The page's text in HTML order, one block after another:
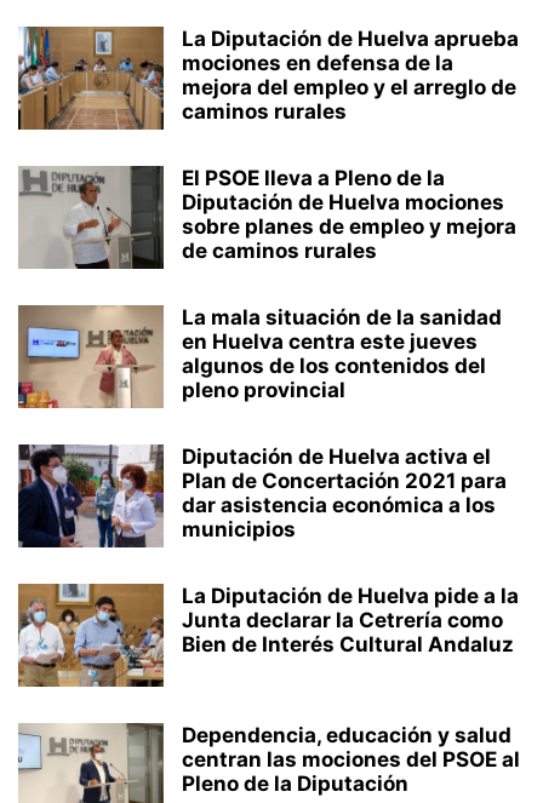
La Diputación de Huelva aprueba
mociones en defensa de la
mejora del empleo y el arreglo de
caminos rurales
El PSOE lleva a Pleno de la
Diputación de Huelva mociones
sobre planes de empleo y mejora
de caminos rurales
La mala situación de la sanidad
en Huelva centra este jueves
algunos de los contenidos del
pleno provincial
Diputación de Huelva activa el
Plan de Concertación 2021 para
dar asistencia económica a los
municipios
La Diputación de Huelva pide a la
Junta declarar la Cetrería como
Bien de Interés Cultural Andaluz
Dependencia, educación y salud
centran las mociones del PSOE al
Pleno de la Diputación